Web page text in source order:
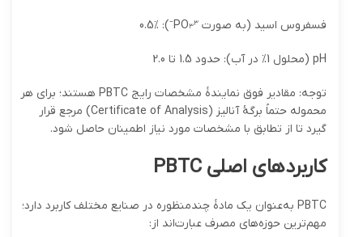
فسفروس اسید (به صورت PO₃³⁻): 0.5%
pH (محلول 1% در آب): حدود 1.5 تا 2.0
توجه: مقادیر فوق نمایندهٔ مشخصات رایج PBTC هستند؛ برای هر
محموله حتماً برگهٔ آنالیز (Certificate of Analysis) مرجع قرار
گیرد تا از تطابق با مشخصات مورد نیاز اطمینان حاصل شود.
کاربردهای اصلی PBTC
PBTC به‌عنوان یک مادهٔ چندمنظوره در صنایع مختلف کاربرد دارد؛
مهم‌ترین حوزه‌های مصرف عبارت‌اند از: